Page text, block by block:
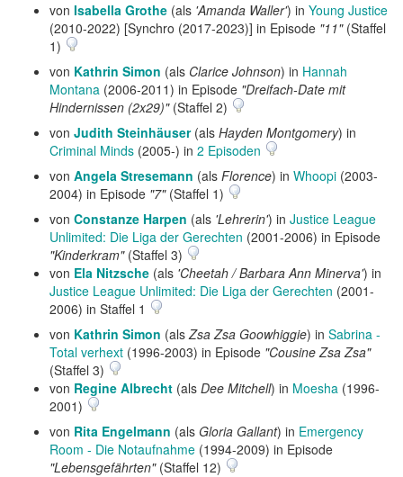
von Isabella Grothe (als 'Amanda Waller') in Young Justice
(2010-2022) [Synchro (2017-2023)] in Episode "11"(Staffel
1)
von Kathrin Simon (als Clarice Johnson) in Hannah
Montana (2006-2011) in Episode "Dreifach-Date mit
Hindernissen (2x29)"(Staffel 2)
von Judith Steinhäuser(als Hayden Montgomery) in
Criminal Minds (2005-) in 2 Episoden
von Angela Stresemann (als Florence) in Whoopi (2003-
2004) in Episode "7"(Staffel 1)
von Constanze Harpen (als 'Lehrerin') in Justice League
Unlimited: Die Liga der Gerechten (2001-2006) in Episode
"Kinderkram"(Staffel 3)
von Ela Nitzsche (als 'Cheetah / Barbara Ann Minerva') in
Justice League Unlimited: Die Liga der Gerechten (2001-
2006) in Staffel 1
von Kathrin Simon (alsZsa Zsa Goowhiggie) in Sabrina -
Total verhext (1996-2003) in Episode "Cousine Zsa Zsa"
(Staffel 3)
von Regine Albrecht (als Dee Mitchell) in Moesha (1996-
2001)
von Rita Engelmann (als Gloria Gallant) in Emergency
Room - Die Notaufnahme (1994-2009) in Episode
"Lebensgefährten"(Staffel 12)